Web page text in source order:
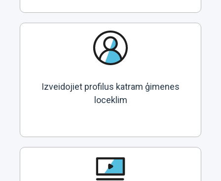
Izveidojiet profilus katram ģimenes
loceklim